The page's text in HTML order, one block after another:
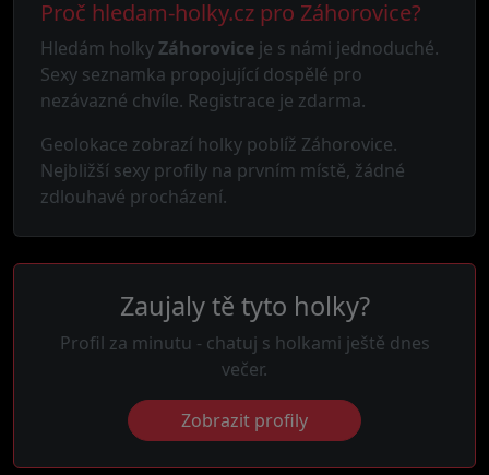
Proč hledam-holky.cz pro Záhorovice?
Hledám holkyZáhorovice je s námi jednoduché.
Sexy seznamka propojující dospělé pro
nezávazné chvíle. Registrace je zdarma.
Geolokace zobrazí holky poblíž Záhorovice.
Nejbližší sexy profily na prvním místě, žádné
zdlouhavé procházení.
Zaujaly tě tyto holky?
Profil za minutu - chatuj s holkami ještě dnes
večer.
Zobrazit profily